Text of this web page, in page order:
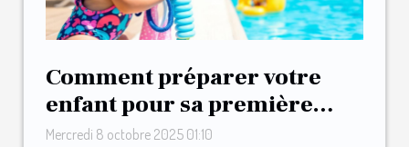
Comment préparer votre
enfant pour sa première
séance de natation ?
Mercredi 8 octobre 2025 01:10